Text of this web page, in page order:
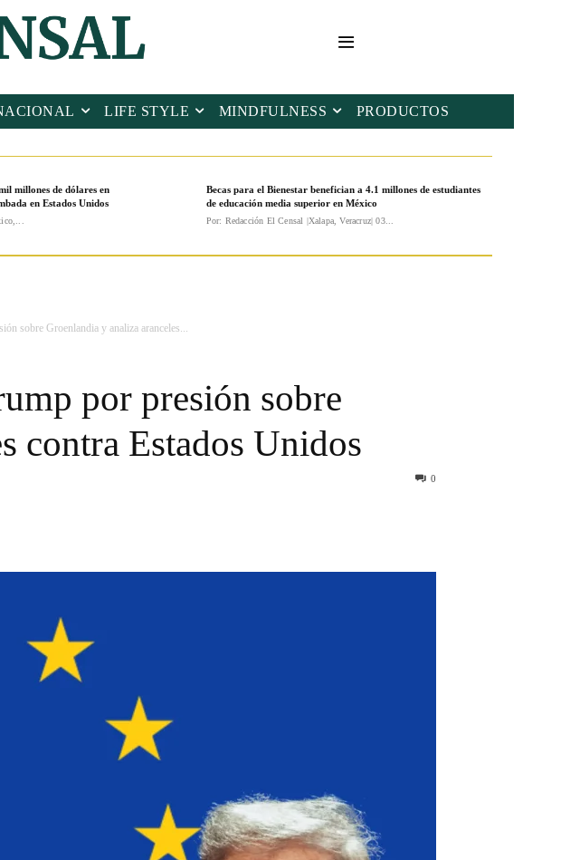
LIFE STYLE MINDFULNESS PRODUCTOS
millones de dólares en
en Estados Unidos
Becas para el Bienestar benefician a 4.1 millones de estudiantes
de educación media superior en México
Por: Redacción El Censal |Xalapa, Veracruz| 03...
sobre Groenlandia y analiza aranceles...
por presión sobre
contra Estados Unidos
0